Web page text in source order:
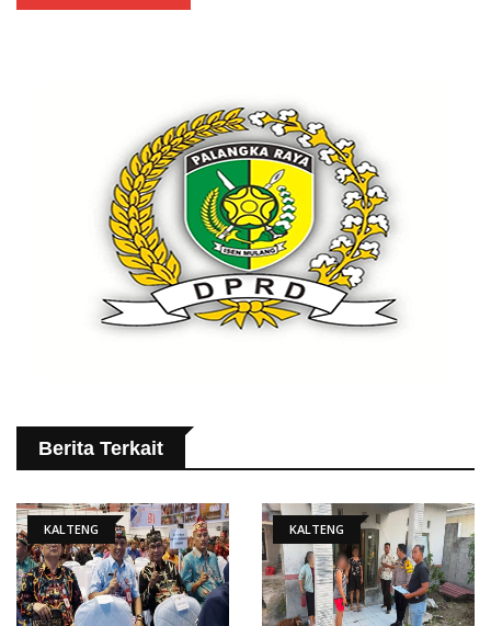
Berita Terkait
KALTENG KALTENG